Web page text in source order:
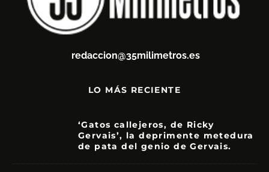
redaccion@35milimetros.es
LO MÁS RECIENTE
‘Gatos callejeros, de Ricky
Gervais’, la deprimente metedura
de pata del genio de Gervais.